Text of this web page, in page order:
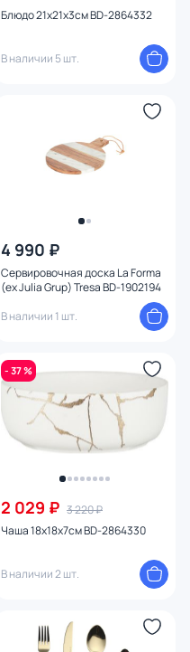
Блюдо 21х21х3см BD-2864332
В наличии 5 шт.
4 990 ₽
Сервировочная доска La Forma
(ex Julia Grup) Tresa BD-1902194
В наличии 1 шт.
- 37 %
2 029 ₽ 3 220 ₽
Чаша 18х18х7см BD-2864330
В наличии 2 шт.